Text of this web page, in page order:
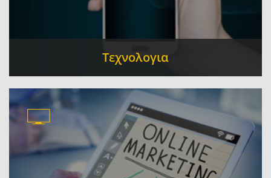
Τεχνολογια
Ηλεκτρονικοί Υπολογιστές - Πληροφορική -
Επισκευή - Εμπορία - Αναλώσιμα-Συστήματα
Ασφαλείας
Κινητή τηλεφωνία - Gagdets -
Ακουστικά
Δορυφορικά Συστήματα-
Αυτοματισμοί